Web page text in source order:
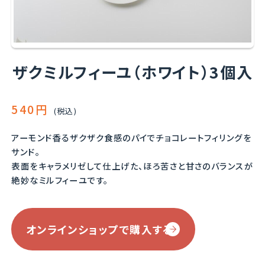
ザクミルフィーユ（ホワイト）3個入
540円 (税込)
アーモンド香るザクザク食感のパイでチョコレートフィリングを
サンド。
表面をキャラメリゼして仕上げた、ほろ苦さと甘さのバランスが
絶妙なミルフィーユです。
オンラインショップで購入する